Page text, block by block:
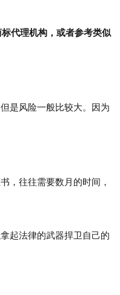
代理机构，或者参考类似
是风险一般比较大。因为
，往往需要数月的时间，
起法律的武器捍卫自己的